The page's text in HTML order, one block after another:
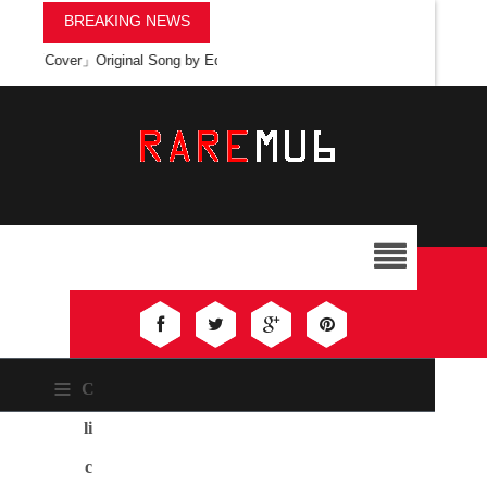
BREAKING NEWS
」Original Song by Ed Sheeran
≡ C
li
c